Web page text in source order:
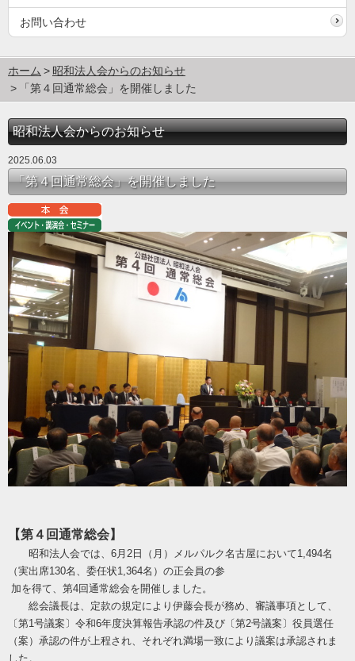
お問い合わせ
ホーム
昭和法人会からのお知らせ
「第４回通常総会」を開催しました
昭和法人会からのお知らせ
2025.06.03
「第４回通常総会」を開催しました
【第４回通常総会】
昭和法人会では、 6月 2 日（月）メルパルク名古屋において1,494名
（実出席130名、委任状1,364名）の正会員の参
加を得て、第4回通常総会を開催しました。
総会議長は、定款の規定により伊藤会長が務め、審議事項として、
〔第1号議案〕令和6年度決算報告承認の件及び〔第2号議案〕役員選任
（案）承認の件が上程され、それぞれ満場一致により議案は承認されま
した。